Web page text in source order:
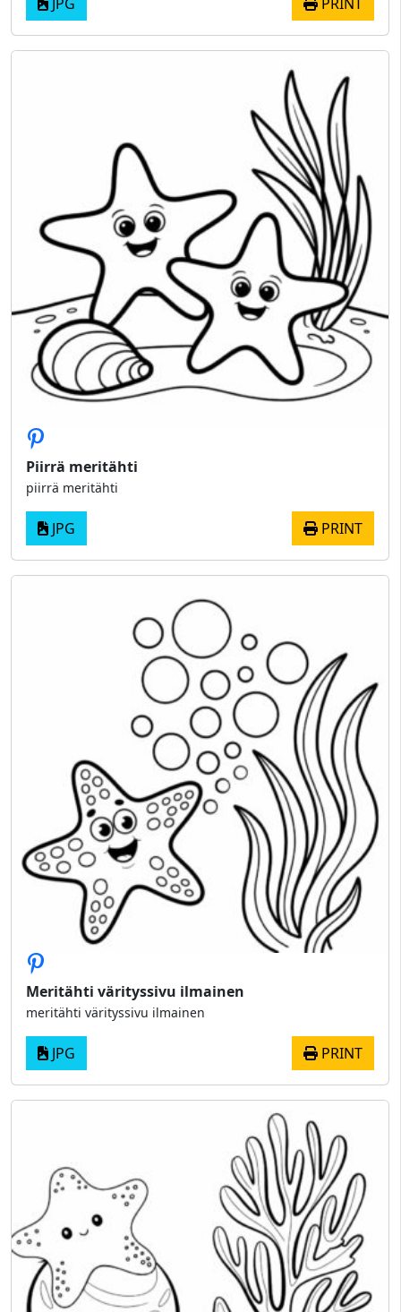
Piirrä meritähti
piirrä meritähti
JPG PRINT
Meritähti värityssivu ilmainen
meritähti värityssivu ilmainen
JPG PRINT